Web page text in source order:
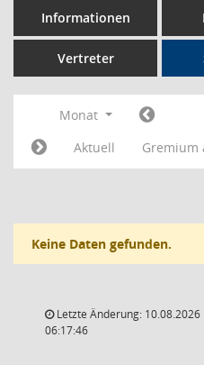
Informationen
Vertreter
Monat
Aktuell
Gremium
Keine Daten gefunden.
Letzte Änderung: 10.08.2026
06:17:46